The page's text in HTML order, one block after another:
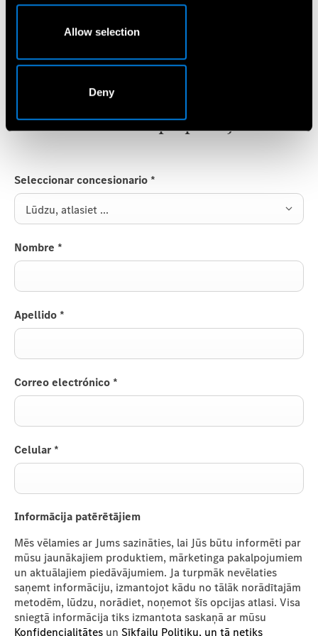
Allow selection
Deny
Iesniedziet savu pieprasījumu
Seleccionar concesionario *
Lūdzu, atlasiet ...
Nombre *
Apellido *
Correo electrónico *
Celular *
Informācija patērētājiem
Mēs vēlamies ar Jums sazināties, lai Jūs būtu informēti par
mūsu jaunākajiem produktiem, mārketinga pakalpojumiem
un aktuālajiem piedāvājumiem. Ja turpmāk nevēlaties
saņemt informāciju, izmantojot kādu no tālāk norādītajām
metodēm, lūdzu, norādiet, noņemot šīs opcijas atlasi. Visa
sniegtā informācija tiks izmantota saskaņā ar mūsu
Konfidencialitātes un Sīkfailu Politiku, un tā netiks